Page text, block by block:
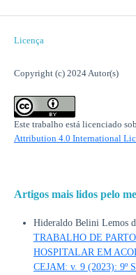
Licença
Copyright (c) 2024 Autor(s)
Este trabalho está licenciado
Attribution 4.0 International
Artigos mais lidos pelo
Hideraldo Belini Lemos
TRABALHO DE
HOSPITALAR EM
CEJAM: v. 9 (2023): 9º